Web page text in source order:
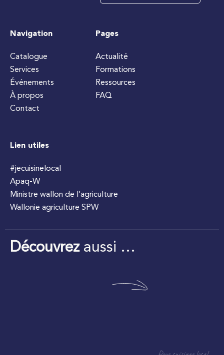
Navigation
Catalogue
Services
Événements
À propos
Contact
Pages
Actualité
Formations
Ressources
FAQ
Lien utiles
#jecuisinelocal
Apaq-W
Ministre wallon de l’agriculture
Wallonie agriculture SPW
Découvrezaussi …